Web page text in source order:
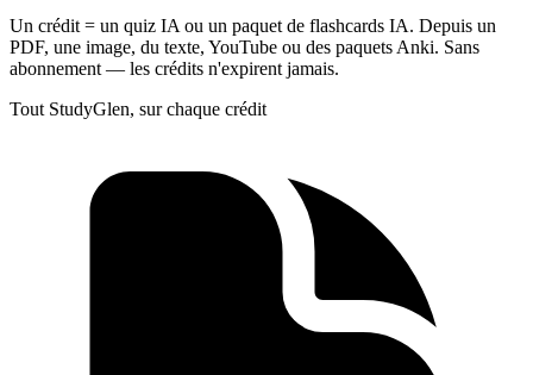
Un crédit = un quiz IA ou un paquet de flashcards IA. Depuis un
PDF, une image, du texte, YouTube ou des paquets Anki. Sans
abonnement — les crédits n'expirent jamais.
Tout StudyGlen, sur chaque crédit